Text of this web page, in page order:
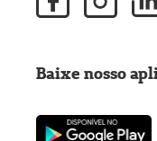
Baixe nosso